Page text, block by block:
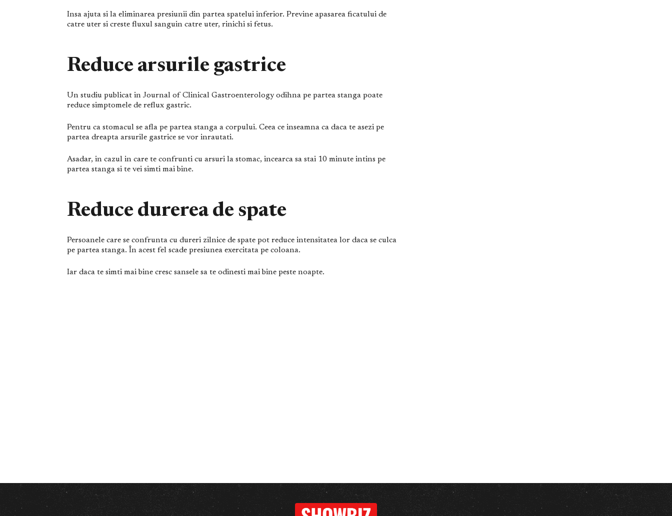
Insa ajuta si la eliminarea presiunii din partea spatelui inferior. Previne apasarea ficatului de
catre uter si creste fluxul sanguin catre uter, rinichi si fetus.
Reduce arsurile gastrice
Un studiu publicat in Journal of Clinical Gastroenterology odihna pe partea stanga poate
reduce simptomele de reflux gastric.
Pentru ca stomacul se afla pe partea stanga a corpului. Ceea ce inseamna ca daca te asezi pe
partea dreapta arsurile gastrice se vor inrautati.
Asadar, in cazul in care te confrunti cu arsuri la stomac, incearca sa stai 10 minute intins pe
partea stanga si te vei simti mai bine.
Reduce durerea de spate
Persoanele care se confrunta cu dureri zilnice de spate pot reduce intensitatea lor daca se culca
pe partea stanga. În acest fel scade presiunea exercitata pe coloana.
Iar daca te simti mai bine cresc sansele sa te odinesti mai bine peste noapte.